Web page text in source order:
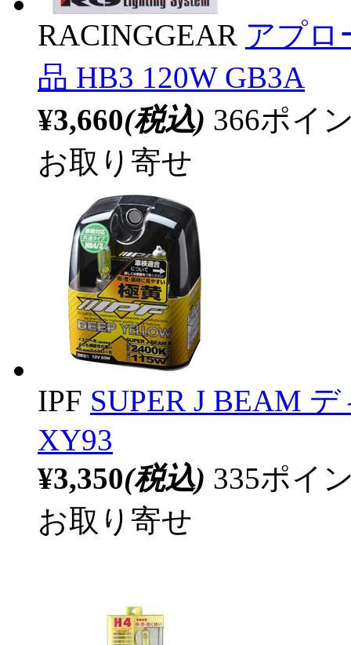
RACINGGEAR アプロ
品 HB3 120W GB3A
¥3,660(税込) 366ポイ
お取り寄せ
IPF SUPER J BEAM
XY93
¥3,350(税込) 335ポイ
お取り寄せ